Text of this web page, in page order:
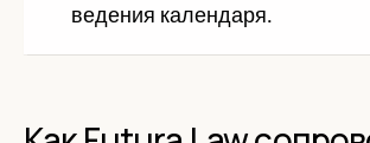
ведения календаря.